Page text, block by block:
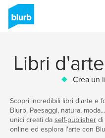
Libri
Crea un
Scopri incredibili libri d'arte e
Blurb. Paesaggi, natura,
unici creati da self-publisher di
online ed esplora l'arte con